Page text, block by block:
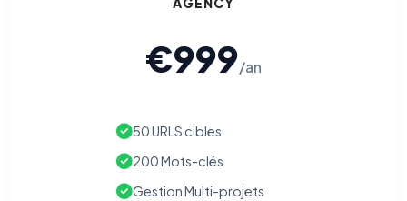
€999/an
50 URLS cibles
200 Mots-clés
Gestion Multi-projets